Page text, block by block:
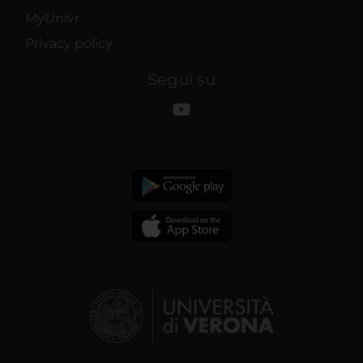
MyUnivr
Privacy policy
Segui su